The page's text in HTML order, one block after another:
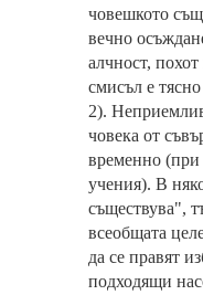
човешкото
вечно
алчност,
смисъл е
2).
човека от
временно (при
учения). В
съществува",
всеобщата
да се правят
подходящи